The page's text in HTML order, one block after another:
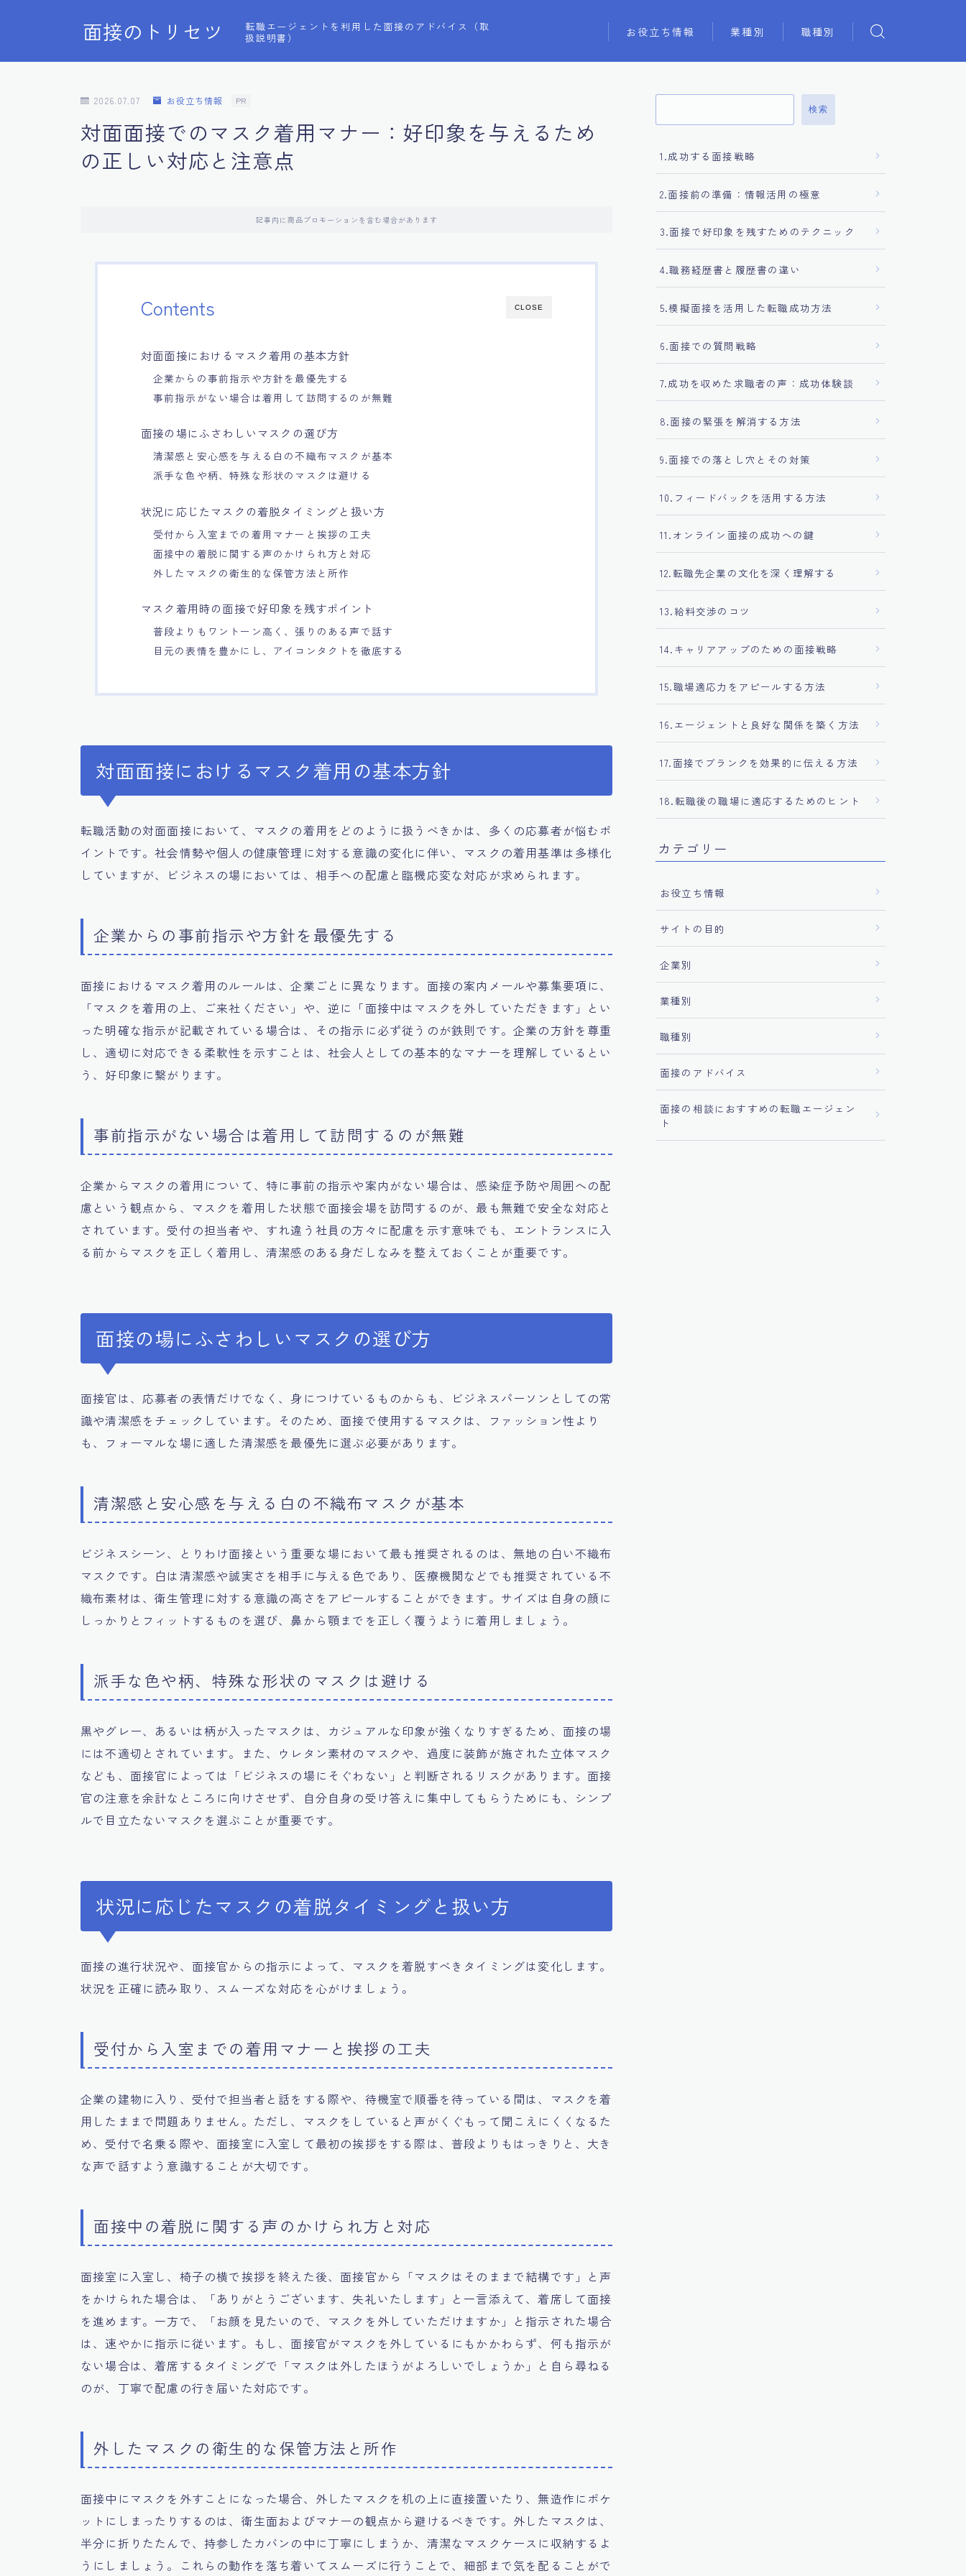
面接のトリセツ
転職エージェントを利用した面接のアドバイス（取
扱説明書）
お役立ち情報 業種別 職種別
2026.07.07 お役立ち情報 PR
対面面接でのマスク着用マナー：好印象を与えるため
の正しい対応と注意点
記事内に商品プロモーションを含む場合があります
CLOSE
Contents
対面面接におけるマスク着用の基本方針
企業からの事前指示や方針を最優先する
事前指示がない場合は着用して訪問するのが無難
面接の場にふさわしいマスクの選び方
清潔感と安心感を与える白の不織布マスクが基本
派手な色や柄、特殊な形状のマスクは避ける
状況に応じたマスクの着脱タイミングと扱い方
受付から入室までの着用マナーと挨拶の工夫
面接中の着脱に関する声のかけられ方と対応
外したマスクの衛生的な保管方法と所作
マスク着用時の面接で好印象を残すポイント
普段よりもワントーン高く、張りのある声で話す
目元の表情を豊かにし、アイコンタクトを徹底する
対面面接におけるマスク着用の基本方針
転職活動の対面面接において、マスクの着用をどのように扱うべきかは、多くの応募者が悩むポ
イントです。社会情勢や個人の健康管理に対する意識の変化に伴い、マスクの着用基準は多様化
していますが、ビジネスの場においては、相手への配慮と臨機応変な対応が求められます。
企業からの事前指示や方針を最優先する
面接におけるマスク着用のルールは、企業ごとに異なります。面接の案内メールや募集要項に、
「マスクを着用の上、ご来社ください」や、逆に「面接中はマスクを外していただきます」とい
った明確な指示が記載されている場合は、その指示に必ず従うのが鉄則です。企業の方針を尊重
し、適切に対応できる柔軟性を示すことは、社会人としての基本的なマナーを理解しているとい
う、好印象に繋がります。
事前指示がない場合は着用して訪問するのが無難
企業からマスクの着用について、特に事前の指示や案内がない場合は、感染症予防や周囲への配
慮という観点から、マスクを着用した状態で面接会場を訪問するのが、最も無難で安全な対応と
されています。受付の担当者や、すれ違う社員の方々に配慮を示す意味でも、エントランスに入
る前からマスクを正しく着用し、清潔感のある身だしなみを整えておくことが重要です。
面接の場にふさわしいマスクの選び方
面接官は、応募者の表情だけでなく、身につけているものからも、ビジネスパーソンとしての常
識や清潔感をチェックしています。そのため、面接で使用するマスクは、ファッション性より
も、フォーマルな場に適した清潔感を最優先に選ぶ必要があります。
清潔感と安心感を与える白の不織布マスクが基本
ビジネスシーン、とりわけ面接という重要な場において最も推奨されるのは、無地の白い不織布
マスクです。白は清潔感や誠実さを相手に与える色であり、医療機関などでも推奨されている不
織布素材は、衛生管理に対する意識の高さをアピールすることができます。サイズは自身の顔に
しっかりとフィットするものを選び、鼻から顎までを正しく覆うように着用しましょう。
派手な色や柄、特殊な形状のマスクは避ける
黒やグレー、あるいは柄が入ったマスクは、カジュアルな印象が強くなりすぎるため、面接の場
には不適切とされています。また、ウレタン素材のマスクや、過度に装飾が施された立体マスク
なども、面接官によっては「ビジネスの場にそぐわない」と判断されるリスクがあります。面接
官の注意を余計なところに向けさせず、自分自身の受け答えに集中してもらうためにも、シンプ
ルで目立たないマスクを選ぶことが重要です。
状況に応じたマスクの着脱タイミングと扱い方
面接の進行状況や、面接官からの指示によって、マスクを着脱すべきタイミングは変化します。
状況を正確に読み取り、スムーズな対応を心がけましょう。
受付から入室までの着用マナーと挨拶の工夫
企業の建物に入り、受付で担当者と話をする際や、待機室で順番を待っている間は、マスクを着
用したままで問題ありません。ただし、マスクをしていると声がくぐもって聞こえにくくなるた
め、受付で名乗る際や、面接室に入室して最初の挨拶をする際は、普段よりもはっきりと、大き
な声で話すよう意識することが大切です。
面接中の着脱に関する声のかけられ方と対応
面接室に入室し、椅子の横で挨拶を終えた後、面接官から「マスクはそのままで結構です」と声
をかけられた場合は、「ありがとうございます、失礼いたします」と一言添えて、着席して面接
を進めます。一方で、「お顔を見たいので、マスクを外していただけますか」と指示された場合
は、速やかに指示に従います。もし、面接官がマスクを外しているにもかかわらず、何も指示が
ない場合は、着席するタイミングで「マスクは外したほうがよろしいでしょうか」と自ら尋ねる
のが、丁寧で配慮の行き届いた対応です。
外したマスクの衛生的な保管方法と所作
面接中にマスクを外すことになった場合、外したマスクを机の上に直接置いたり、無造作にポケ
ットにしまったりするのは、衛生面およびマナーの観点から避けるべきです。外したマスクは、
半分に折りたたんで、持参したカバンの中に丁寧にしまうか、清潔なマスクケースに収納するよ
うにしましょう。これらの動作を落ち着いてスムーズに行うことで、細部まで気を配ることがで
検索
1.成功する面接戦略
2.面接前の準備：情報活用の極意
3.面接で好印象を残すためのテクニック
4.職務経歴書と履歴書の違い
5.模擬面接を活用した転職成功方法
6.面接での質問戦略
7.成功を収めた求職者の声：成功体験談
8.面接の緊張を解消する方法
9.面接での落とし穴とその対策
10.フィードバックを活用する方法
11.オンライン面接の成功への鍵
12.転職先企業の文化を深く理解する
13.給料交渉のコツ
14.キャリアアップのための面接戦略
15.職場適応力をアピールする方法
16.エージェントと良好な関係を築く方法
17.面接でブランクを効果的に伝える方法
18.転職後の職場に適応するためのヒント
カテゴリー
お役立ち情報
サイトの目的
企業別
業種別
職種別
面接のアドバイス
面接の相談におすすめの転職エージェン
ト